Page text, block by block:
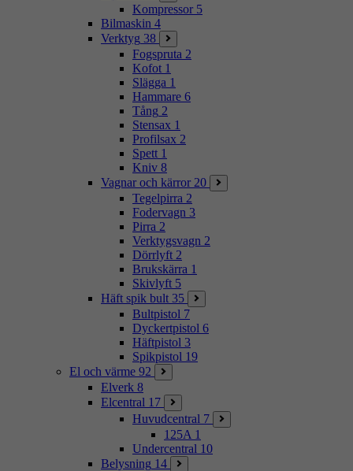
Kompressor 5
Bilmaskin 4
Verktyg 38
Fogspruta 2
Kofot 1
Slägga 1
Hammare 6
Tång 2
Stensax 1
Profilsax 2
Spett 1
Kniv 8
Vagnar och kärror 20
Tegelpirra 2
Fodervagn 3
Pirra 2
Verktygsvagn 2
Dörrlyft 2
Brukskärra 1
Skivlyft 5
Häft spik bult 35
Bultpistol 7
Dyckertpistol 6
Häftpistol 3
Spikpistol 19
El och värme 92
Elverk 8
Elcentral 17
Huvudcentral 7
125A 1
Undercentral 10
Belysning 14